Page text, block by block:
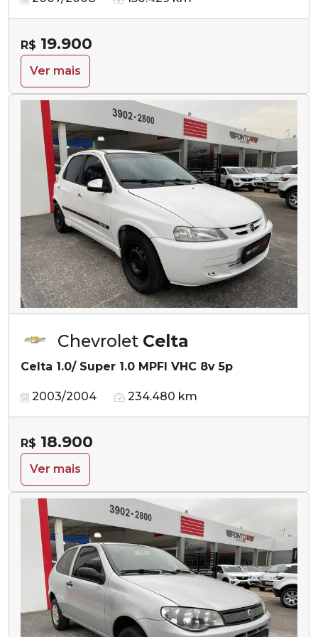
R$ 19.900
Ver mais
Chevrolet Celta
Celta 1.0/ Super 1.0 MPFI VHC 8v 5p
2003/2004 234.480 km
R$ 18.900
Ver mais